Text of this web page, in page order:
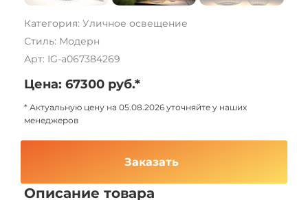
Категория: Уличное освещение
Стиль: Модерн
Арт: IG-a067384269
Цена: 67300 руб.*
* Актуальную цену на 05.08.2026 уточняйте у наших
менеджеров
Заказать
Описание товара